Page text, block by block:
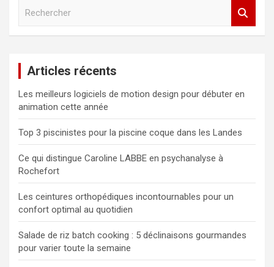
c
h
e
r
Articles récents
Les meilleurs logiciels de motion design pour débuter en
animation cette année
Top 3 piscinistes pour la piscine coque dans les Landes
Ce qui distingue Caroline LABBE en psychanalyse à
Rochefort
Les ceintures orthopédiques incontournables pour un
confort optimal au quotidien
Salade de riz batch cooking : 5 déclinaisons gourmandes
pour varier toute la semaine